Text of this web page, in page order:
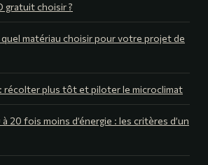
gratuit choisir ?
quel matériau choisir pour votre projet de
récolter plus tôt et piloter le microclimat
20 fois moins d’énergie : les critères d’un